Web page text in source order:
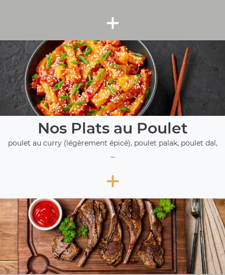
+
Nos Plats au Poulet
poulet au curry (légèrement épicé), poulet palak, poulet dal,
...
+